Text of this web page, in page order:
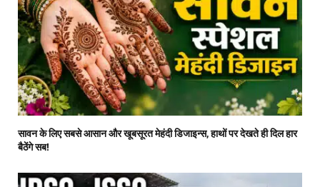
सावन के लिए सबसे आसान और खूबसूरत मेहंदी डिजाइन्स, हाथों पर देखते ही दिल हार
बैठेंगे सब!